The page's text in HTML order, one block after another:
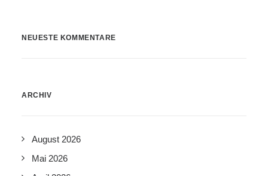
NEUESTE KOMMENTARE
ARCHIV
August 2026
Mai 2026